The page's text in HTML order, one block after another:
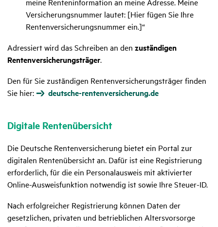
meine Renteninformation an meine Adresse. Meine
Versicherungsnummer lautet: [Hier fügen Sie Ihre
Rentenversicherungsnummer ein.]“
Adressiert wird das Schreiben an den zuständigen
Rentenversicherungsträger.
Den für Sie zuständigen Rentenversicherungsträger finden
Sie hier:
deutsche-rentenversicherung.de
Digi­tale Renten­über­sicht
Die Deutsche Rentenversicherung bietet ein Portal zur
digitalen Rentenübersicht an. Dafür ist eine Registrierung
erforderlich, für die ein Personalausweis mit aktivierter
Online-Ausweisfunktion notwendig ist sowie Ihre Steuer-ID.
Nach erfolgreicher Registrierung können Daten der
gesetzlichen, privaten und betrieblichen Altersvorsorge